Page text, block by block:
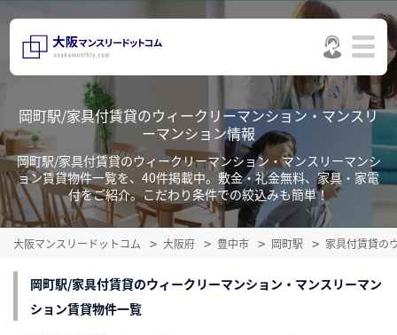
岡町駅/家具付賃貸のウィークリーマンション・マンスリ
ーマンション情報
岡町駅/家具付賃貸のウィークリーマンション・マンスリーマンシ
ョン賃貸物件一覧を、40件掲載中。敷金・礼金無料、家具・家電
付をご紹介。こだわり条件での絞込みも簡単！
大阪マンスリードットコム 大阪府 豊中市 岡町駅 家具付賃貸の
岡町駅/家具付賃貸のウィークリーマンション・マンスリーマン
ション賃貸物件一覧